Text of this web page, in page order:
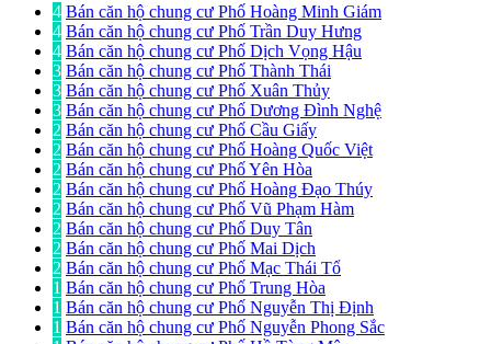
4 Bán căn hộ chung cư Phố Hoàng Minh Giám
4 Bán căn hộ chung cư Phố Trần Duy Hưng
4 Bán căn hộ chung cư Phố Dịch Vọng Hậu
3 Bán căn hộ chung cư Phố Thành Thái
3 Bán căn hộ chung cư Phố Xuân Thủy
3 Bán căn hộ chung cư Phố Dương Đình Nghệ
2 Bán căn hộ chung cư Phố Cầu Giấy
2 Bán căn hộ chung cư Phố Hoàng Quốc Việt
2 Bán căn hộ chung cư Phố Yên Hòa
2 Bán căn hộ chung cư Phố Hoàng Đạo Thúy
2 Bán căn hộ chung cư Phố Vũ Phạm Hàm
2 Bán căn hộ chung cư Phố Duy Tân
2 Bán căn hộ chung cư Phố Mai Dịch
2 Bán căn hộ chung cư Phố Mạc Thái Tổ
1 Bán căn hộ chung cư Phố Trung Hòa
1 Bán căn hộ chung cư Phố Nguyễn Thị Định
1 Bán căn hộ chung cư Phố Nguyễn Phong Sắc